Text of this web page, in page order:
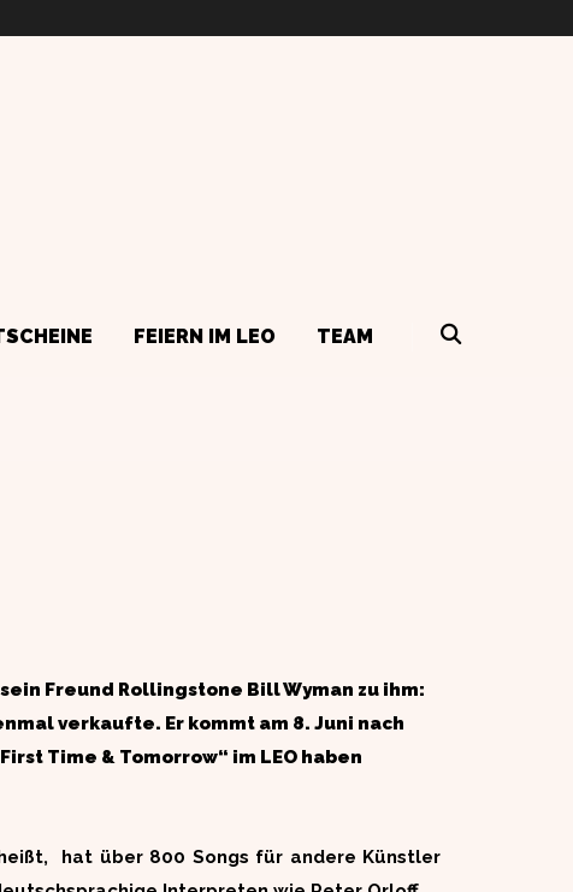
FEIERN IM LEO TEAM
Freund Rollingstone Bill Wyman zu ihm:
verkaufte. Er kommt am 8. Juni nach
Time & Tomorrow“ im LEO haben
hat über 800 Songs für andere Künstler